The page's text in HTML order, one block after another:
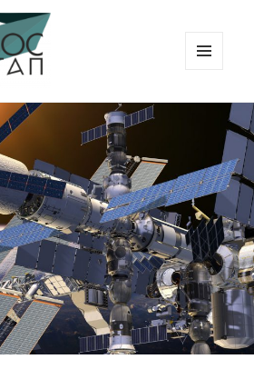
ВИДЖЕТЫ